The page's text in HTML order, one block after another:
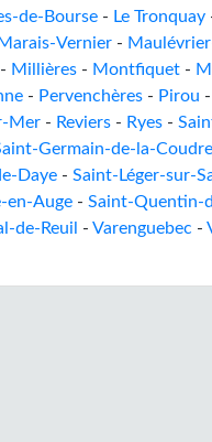
de-Bourse - Le Tronquay
Vernier -
Millières - Montfiquet -
- Pervenchères - Pirou -
Mer - Reviers - Ryes -
Germain-de-la-Coudre
Daye - Saint-Léger-sur-
en-Auge - Saint-Quentin-
de-Reuil
- Varenguebec -